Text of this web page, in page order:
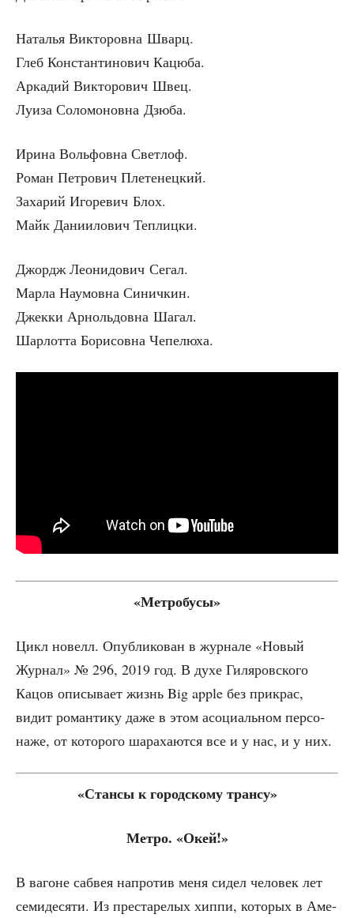
Ната­лья Вик­то­ров­на Шварц.
Глеб Кон­стан­ти­но­вич Кацюба.
Арка­дий Вик­то­ро­вич Швец.
Луи­за Соло­мо­нов­на Дзюба.
Ири­на Воль­фов­на Светлоф.
Роман Пет­ро­вич Плетенецкий.
Заха­рий Иго­ре­вич Блох.
Майк Дани­и­ло­вич Теплицки.
Джордж Лео­ни­до­вич Сегал.
Мар­ла Нау­мов­на Синичкин.
Джек­ки Арноль­дов­на Шагал.
Шар­лот­та Бори­сов­на Чепелюха.
«Мет­ро­бу­сы»
Цикл новелл. Опуб­ли­ко­ван в жур­на­ле «Новый
Жур­нал» № 296, 2019 год. В духе Гиля­ров­ско­го
Кацов опи­сы­ва­ет жизнь Big apple без при­крас,
видит роман­ти­ку даже в этом асо­ци­аль­ном пер­со­
на­же, от кото­ро­го шара­ха­ют­ся все и у нас, и у них.
«Стан­сы к город­ско­му трансу»
Мет­ро. «Окей!»
В вагоне саб­вея напро­тив меня сидел чело­век лет
семи­де­ся­ти. Из пре­ста­ре­лых хип­пи, кото­рых в Аме­